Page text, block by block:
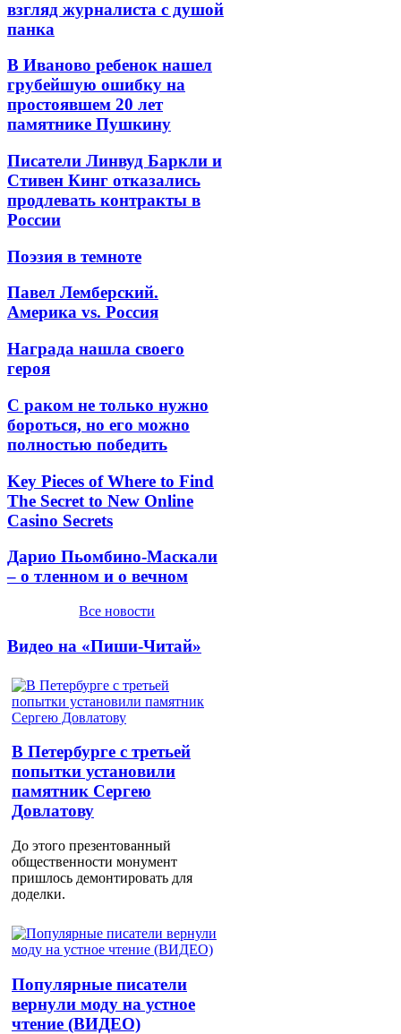
взгляд журналиста с душой
панка
В Иваново ребенок нашел
грубейшую ошибку на
простоявшем 20 лет
памятнике Пушкину
Писатели Линвуд Баркли и
Стивен Кинг отказались
продлевать контракты в
России
Поэзия в темноте
Павел Лемберский.
Америка vs. Россия
Награда нашла своего
героя
С раком не только нужно
бороться, но его можно
полностью победить
Key Pieces of Where to Find
The Secret to New Online
Casino Secrets
Дарио Пьомбино-Маскали
– о тленном и о вечном
Все новости
Видео на «Пиши-Читай»
В Петербурге с третьей
попытки установили
памятник Сергею
Довлатову
До этого презентованный
общественности монумент
пришлось демонтировать для
доделки.
Популярные писатели
вернули моду на устное
чтение (ВИДЕО)